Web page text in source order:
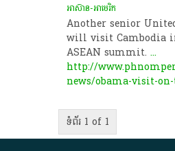
អាស៊ាន-អាមេរិក
Another senior
will visit Cambodia
ASEAN summit. ...
http://
news/obama-visit-
ទំព័រ 1 of 1